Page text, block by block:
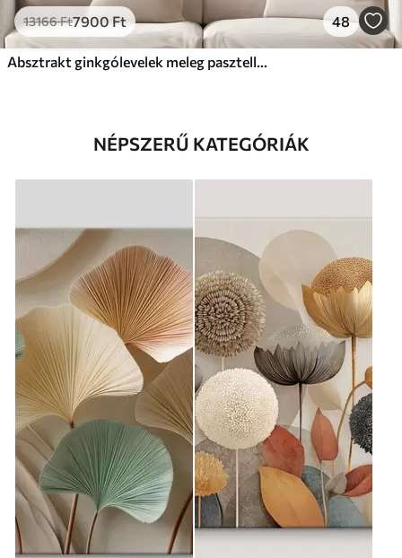
13166Ft7900Ft 48
Absztrakt ginkgólevelek meleg pasztell színekben
NÉPSZERŰ KATEGÓRIÁK